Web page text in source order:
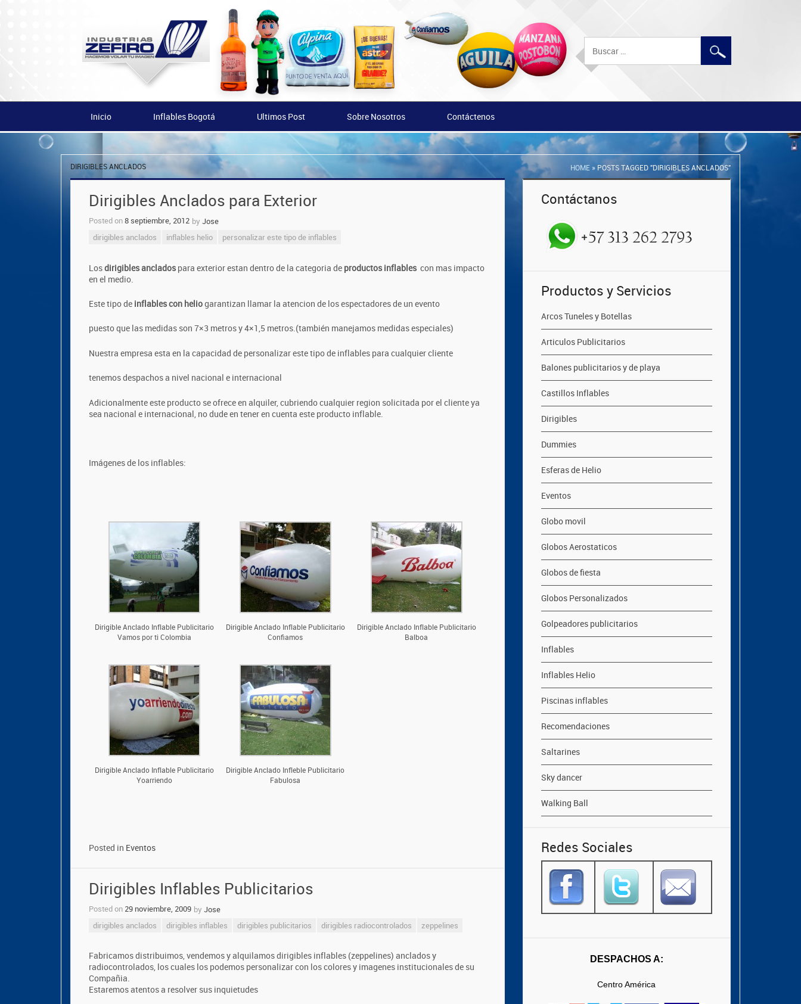
Inicio Inflables Bogotá Ultimos Post Sobre Nosotros Contáctenos
HOME » POSTS TAGGED "DIRIGIBLES ANCLADOS"
DIRIGIBLES ANCLADOS
Dirigibles Anclados para Exterior
Posted on8 septiembre, 2012 by Jose
dirigibles anclados
inflables helio personalizar este tipo de inflables
Losdirigibles anclados para exterior estan dentro de la categoria de productos inflables con mas impacto
en el medio.
Este tipo de inflables con heliogarantizan llamar la atencion de los espectadores de un evento
puesto que las medidas son 7×3 metros y 4×1,5 metros.(también manejamos medidas especiales)
Nuestra empresa esta en la capacidad de personalizar este tipo de inflables para cualquier cliente
tenemos despachos a nivel nacional e internacional
Adicionalmente este producto se ofrece en alquiler, cubriendo cualquier region solicitada por el cliente ya
sea nacional e internacional, no dude en tener en cuenta este producto inflable.
Imágenes de los inflables:
Dirigible Anclado Inflable Publicitario
Vamos por ti Colombia
Dirigible Anclado Inflable Publicitario
Confiamos
Dirigible Anclado Inflable Publicitario
Balboa
Dirigible Anclado Inflable Publicitario
Yoarriendo
Dirigible Anclado Infleble Publicitario
Fabulosa
Posted in Eventos
Dirigibles Inflables Publicitarios
Posted on 29 noviembre, 2009 by Jose
dirigibles anclados
dirigibles inflables dirigibles publicitarios dirigibles radiocontrolados zeppelines
Fabricamos distribuimos, vendemos y alquilamos dirigibles inflables (zeppelines) anclados y
radiocontrolados, los cuales los podemos personalizar con los colores y imagenes institucionales de su
Compañia.
Estaremos atentos a resolver sus inquietudes
Contáctanos
Productos y Servicios
Arcos Tuneles y Botellas
Articulos Publicitarios
Balones publicitarios y de playa
Castillos Inflables
Dirigibles
Dummies
Esferas de Helio
Eventos
Globo movil
Globos Aerostaticos
Globos de fiesta
Globos Personalizados
Golpeadores publicitarios
Inflables
Inflables Helio
Piscinas inflables
Recomendaciones
Saltarines
Sky dancer
Walking Ball
Redes Sociales
DESPACHOS A:
Centro América